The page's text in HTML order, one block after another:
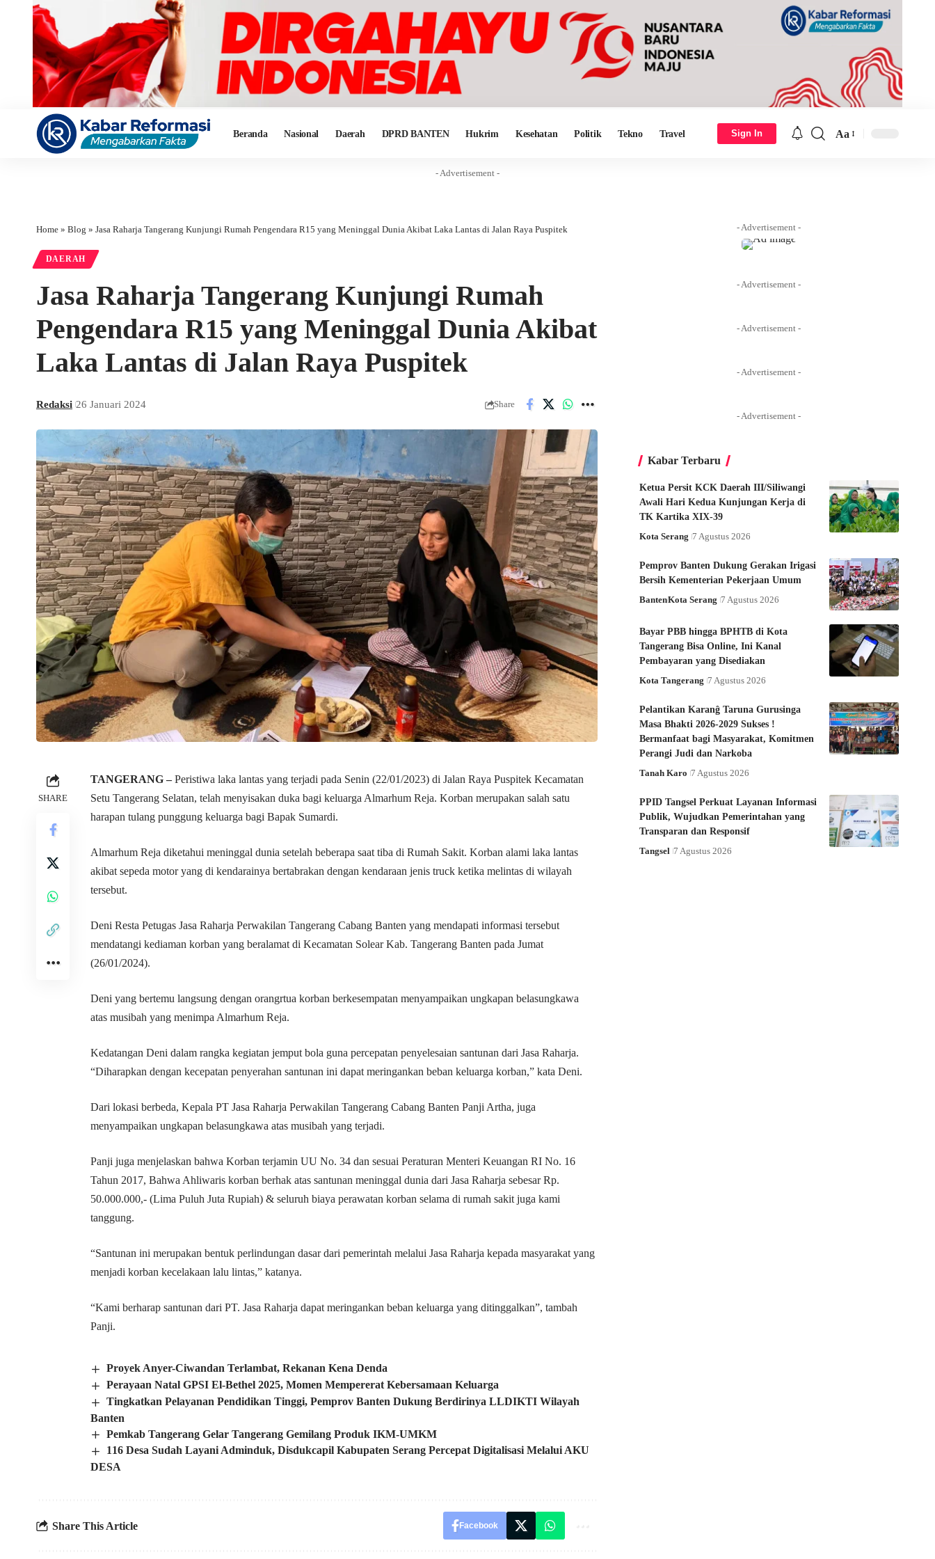
Beranda Nasional Daerah DPRD BANTEN Hukrim Kesehatan Politik Tekno Travel Sign In Aa
- Advertisement -
Home » Blog » Jasa Raharja Tangerang Kunjungi Rumah Pengendara R15 yang Meninggal Dunia Akibat Laka Lantas di Jalan Raya Puspitek
DAERAH
Jasa Raharja Tangerang Kunjungi Rumah
Pengendara R15 yang Meninggal Dunia Akibat
Laka Lantas di Jalan Raya Puspitek
Redaksi 26 Januari 2024 Share
SHARE
TANGERANG –Peristiwa laka lantas yang terjadi pada Senin (22/01/2023) di Jalan Raya Puspitek Kecamatan
Setu Tangerang Selatan, telah menyisakan duka bagi keluarga Almarhum Reja. Korban merupakan salah satu
harapan tulang punggung keluarga bagi Bapak Sumardi.
Almarhum Reja diketahui meninggal dunia setelah beberapa saat tiba di Rumah Sakit. Korban alami laka lantas
akibat sepeda motor yang di kendarainya bertabrakan dengan kendaraan jenis truck ketika melintas di wilayah
tersebut.
Deni Resta Petugas Jasa Raharja Perwakilan Tangerang Cabang Banten yang mendapati informasi tersebut
mendatangi kediaman korban yang beralamat di Kecamatan Solear Kab. Tangerang Banten pada Jumat
(26/01/2024).
Deni yang bertemu langsung dengan orangrtua korban berkesempatan menyampaikan ungkapan belasungkawa
atas musibah yang menimpa Almarhum Reja.
Kedatangan Deni dalam rangka kegiatan jemput bola guna percepatan penyelesaian santunan dari Jasa Raharja.
“Diharapkan dengan kecepatan penyerahan santunan ini dapat meringankan beban keluarga korban,” kata Deni.
Dari lokasi berbeda, Kepala PT Jasa Raharja Perwakilan Tangerang Cabang Banten Panji Artha, juga
menyampaikan ungkapan belasungkawa atas musibah yang terjadi.
Panji juga menjelaskan bahwa Korban terjamin UU No. 34 dan sesuai Peraturan Menteri Keuangan RI No. 16
Tahun 2017, Bahwa Ahliwaris korban berhak atas santunan meninggal dunia dari Jasa Raharja sebesar Rp.
50.000.000,- (Lima Puluh Juta Rupiah) & seluruh biaya perawatan korban selama di rumah sakit juga kami
tanggung.
“Santunan ini merupakan bentuk perlindungan dasar dari pemerintah melalui Jasa Raharja kepada masyarakat yang
menjadi korban kecelakaan lalu lintas,” katanya.
“Kami berharap santunan dari PT. Jasa Raharja dapat meringankan beban keluarga yang ditinggalkan”, tambah
Panji.
Proyek Anyer-Ciwandan Terlambat, Rekanan Kena Denda
Perayaan Natal GPSI El-Bethel 2025, Momen Mempererat Kebersamaan Keluarga
Tingkatkan Pelayanan Pendidikan Tinggi, Pemprov Banten Dukung Berdirinya LLDIKTI Wilayah
Banten
Pemkab Tangerang Gelar Tangerang Gemilang Produk IKM-UMKM
116 Desa Sudah Layani Adminduk, Disdukcapil Kabupaten Serang Percepat Digitalisasi Melalui AKU
DESA
Share This Article Facebook
- Advertisement -
- Advertisement -
- Advertisement -
- Advertisement -
- Advertisement -
Kabar Terbaru
Ketua Persit KCK Daerah III/Siliwangi
Awali Hari Kedua Kunjungan Kerja di
TK Kartika XIX-39
Kota Serang 7 Agustus 2026
Pemprov Banten Dukung Gerakan Irigasi
Bersih Kementerian Pekerjaan Umum
BantenKota Serang 7 Agustus 2026
Bayar PBB hingga BPHTB di Kota
Tangerang Bisa Online, Ini Kanal
Pembayaran yang Disediakan
Kota Tangerang 7 Agustus 2026
Pelantikan Karanĝ Taruna Gurusinga
Masa Bhakti 2026-2029 Sukses !
Bermanfaat bagi Masyarakat, Komitmen
Perangi Judi dan Narkoba
Tanah Karo 7 Agustus 2026
PPID Tangsel Perkuat Layanan Informasi
Publik, Wujudkan Pemerintahan yang
Transparan dan Responsif
Tangsel 7 Agustus 2026